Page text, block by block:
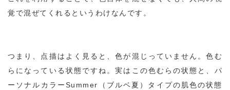
覚で混ぜてくれるというわけなんです。
つまり、点描はよく見ると、色が混じっていません。色む
らになっている状態ですね。実はこの色むらの状態と、パ
ーソナルカラーSummer（ブルベ夏）タイプの肌色の状態